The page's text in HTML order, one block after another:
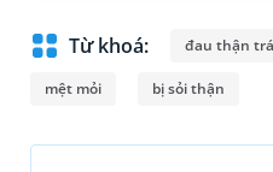
Từ khoá: đau thận
mệt mỏi bị sỏi thận